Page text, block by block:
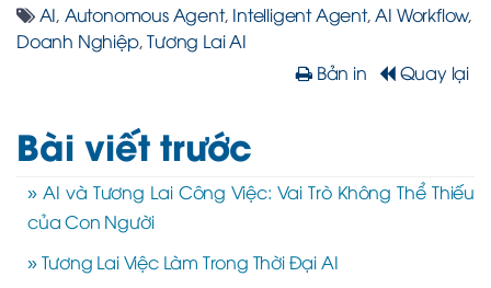
AI, Autonomous Agent, Intelligent Agent,AI Workflow,
Doanh Nghiệp,Tương Lai AI
Bản in
Quay lại
Bài viết trước
» AI và Tương Lai Công Việc: Vai Trò Không Thể Thiếu
của Con Người
» Tương Lai Việc Làm Trong Thời Đại AI